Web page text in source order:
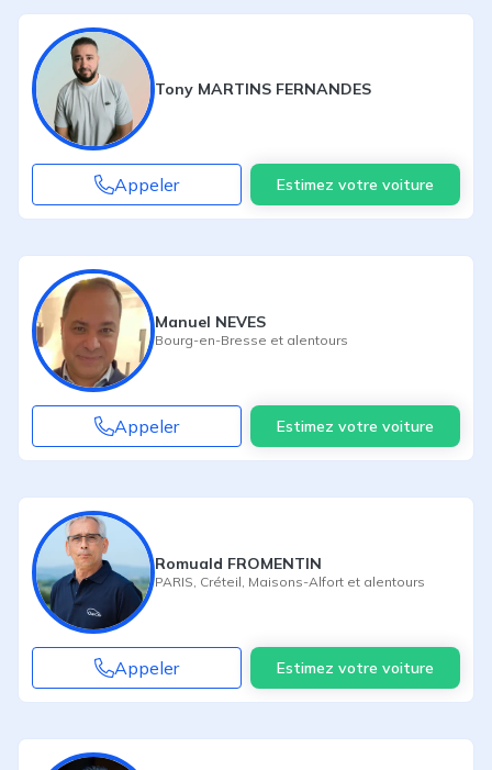
Tony MARTINS FERNANDES
Appeler Estimez votre voiture
Manuel NEVES
Bourg-en-Bresse et alentours
Appeler Estimez votre voiture
Romuald FROMENTIN
PARIS Créteil Maisons-Alfort et alentours
Appeler Estimez votre voiture